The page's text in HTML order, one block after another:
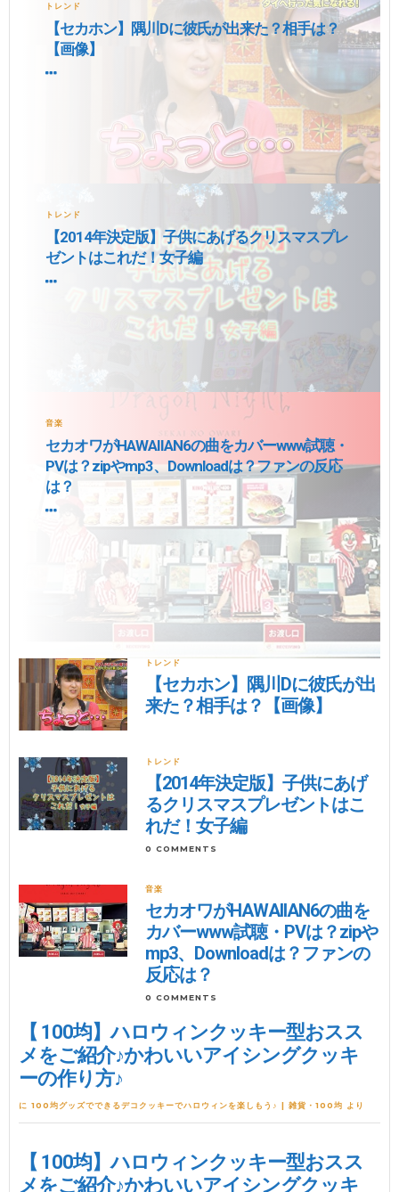
トレンド
【セカホン】隅川Dに彼氏が出来た？相手は？
【画像】
トレンド
【2014年決定版】子供にあげるクリスマスプレ
ゼントはこれだ！女子編
音楽
セカオワがHAWAIIAN6の曲をカバーwww試聴・
PVは？zipやmp3、Downloadは？ファンの反応
は？
トレンド
【セカホン】隅川Dに彼氏が出
来た？相手は？【画像】
トレンド
【2014年決定版】子供にあげ
るクリスマスプレゼントはこ
れだ！女子編
0 COMMENTS
音楽
セカオワがHAWAIIAN6の曲を
カバーwww試聴・PVは？zipや
mp3、Downloadは？ファンの
反応は？
0 COMMENTS
【 100均】ハロウィンクッキー型おスス
メをご紹介♪かわいいアイシングクッキ
ーの作り方♪
に 100均グッズでできるデコクッキーでハロウィンを楽しもう♪ | 雑貨・100均 より
【 100均】ハロウィンクッキー型おスス
メをご紹介♪かわいいアイシングクッキ